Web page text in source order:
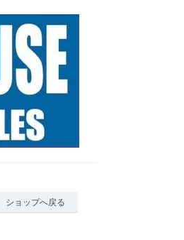
ショップへ戻る